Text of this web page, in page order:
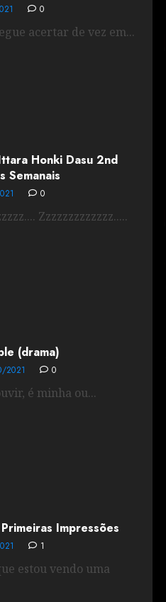
0
acertar de vez em...
Honki Dasu 2nd
Semanais
0
Zzzzzzzzzzzzz.....
(drama)
2021 0
é minha ou...
Impressões
1
estou vendo uma